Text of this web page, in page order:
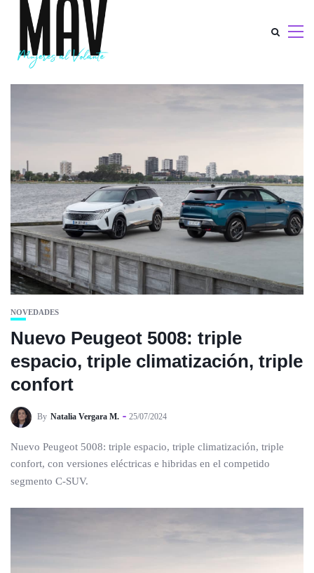
NOVEDADES
Nuevo Peugeot 5008: triple
espacio, triple climatización, triple
confort
By Natalia Vergara M. 25/07/2024
Nuevo Peugeot 5008: triple espacio, triple climatización, triple
confort, con versiones eléctricas e hibridas en el competido
segmento C-SUV.